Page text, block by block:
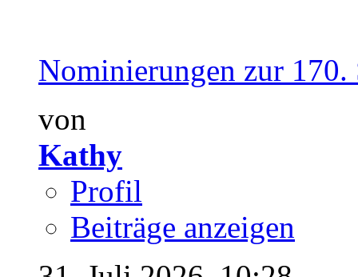
Nominierungen zur 170.
von
Kathy
Profil
Beiträge anzeigen